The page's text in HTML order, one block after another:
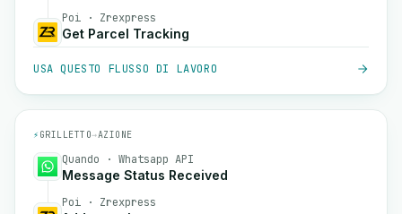
Poi · Zrexpress
Get Parcel Tracking
USA QUESTO FLUSSO DI LAVORO
⚡ GRILLETTO→AZIONE
Quando · Whatsapp API
Message Status Received
Poi · Zrexpress